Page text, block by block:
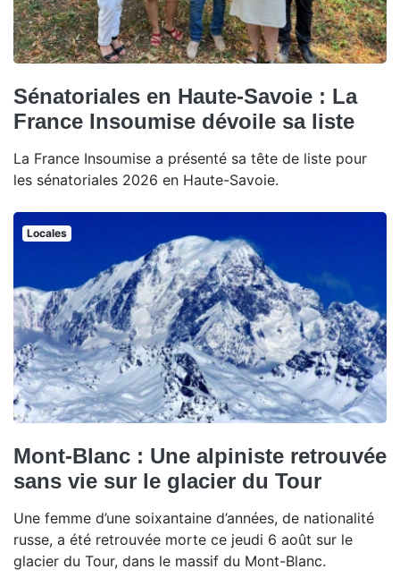
Sénatoriales en Haute-Savoie : La
France Insoumise dévoile sa liste
La France Insoumise a présenté sa tête de liste pour
les sénatoriales 2026 en Haute-Savoie.
Locales
Mont-Blanc : Une alpiniste retrouvée
sans vie sur le glacier du Tour
Une femme d’une soixantaine d’années, de nationalité
russe, a été retrouvée morte ce jeudi 6 août sur le
glacier du Tour, dans le massif du Mont-Blanc.